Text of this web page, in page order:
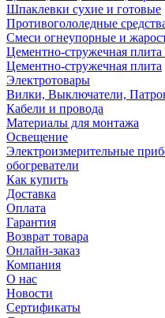
Шпаклевки сухие и готовые
Противогололедные
Смеси огнеупорные и
Цементно-стружечная
Цементно-стружечная плита
Электротовары
Вилки, Выключатели,
Кабели и провода
Материалы для монтажа
Освещение
Электроизмерительные
обогреватели
Как купить
Доставка
Оплата
Гарантия
Возврат товара
Онлайн-заказ
Компания
О нас
Новости
Сертификаты